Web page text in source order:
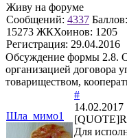
Живу на форуме
Сообщений: 4337 Баллов:
15273 ЖКХоинов: 1205
Регистрация: 29.04.2016
Обсуждение формы 2.8.
организацией договора
товариществом,
Шла_мимо1
#
14.02.2017
[QUOTE]
Для